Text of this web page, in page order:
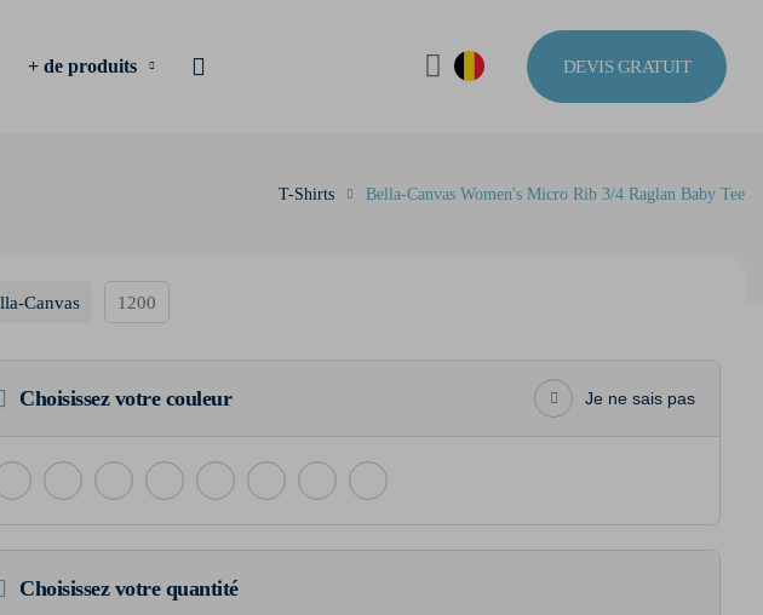
+ de produits DEVIS GRATUIT
T-Shirts Bella-Canvas Women's Micro Rib 3/4 Raglan Baby Tee
Canvas 1200
Choisissez votre couleur Je ne sais pas
Choisissez votre quantité